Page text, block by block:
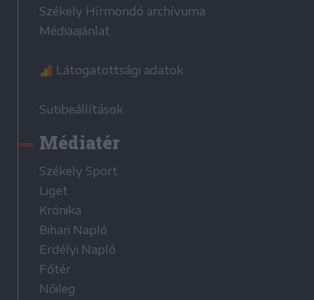
Székely Hírmondó archívuma
Médiaajánlat
Látogatottsági adatok
Sütibeállítások
Médiatér
Székely Sport
Liget
Krónika
Bihari Napló
Erdélyi Napló
Főtér
Nőileg